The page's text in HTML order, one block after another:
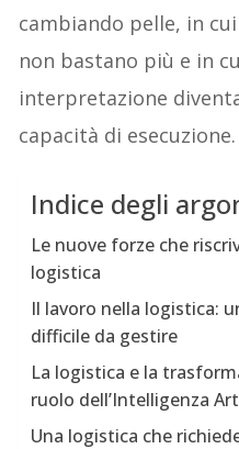
cambiando pelle, in
non bastano più e in
interpretazione
capacità di esecuzione.
Indice degli
Le nuove forze che
logistica
Il lavoro nella logistica:
difficile da gestire
La logistica e la
ruolo dell’Intelligenza
Una logistica che